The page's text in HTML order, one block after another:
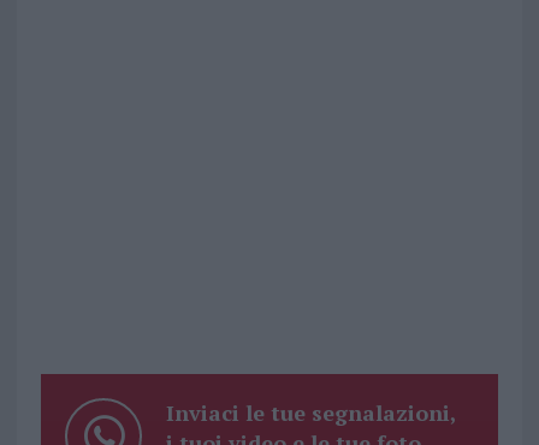
Inviaci le tue segnalazioni,